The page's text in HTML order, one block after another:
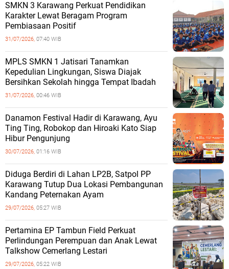
SMKN 3 Karawang Perkuat Pendidikan
Karakter Lewat Beragam Program
Pembiasaan Positif
31/07/2026, 07:40 WIB
MPLS SMKN 1 Jatisari Tanamkan
Kepedulian Lingkungan, Siswa Diajak
Bersihkan Sekolah hingga Tempat Ibadah
31/07/2026, 00:46 WIB
Danamon Festival Hadir di Karawang, Ayu
Ting Ting, Robokop dan Hiroaki Kato Siap
Hibur Pengunjung
30/07/2026, 01:16 WIB
Diduga Berdiri di Lahan LP2B, Satpol PP
Karawang Tutup Dua Lokasi Pembangunan
Kandang Peternakan Ayam
29/07/2026, 05:27 WIB
Pertamina EP Tambun Field Perkuat
Perlindungan Perempuan dan Anak Lewat
Talkshow Cemerlang Lestari
29/07/2026, 05:22 WIB